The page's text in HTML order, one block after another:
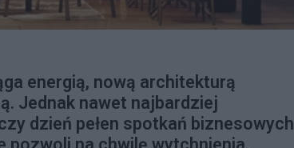
energią, nową architekturą
Jednak nawet najbardziej
dzień pełen spotkań biznesowych